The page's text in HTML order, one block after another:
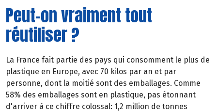
Peut-on vraiment tout
réutiliser ?
La France fait partie des pays qui consomment le plus de
plastique en Europe, avec 70 kilos par an et par
personne, dont la moitié sont des emballages. Comme
58% des emballages sont en plastique, pas étonnant
d'arriver à ce chiffre colossal: 1,2 million de tonnes